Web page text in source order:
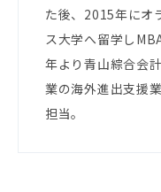
た後、2015年にオ
ス大学へ留学し
年より青山綜合会
業の海外進出支援
担当。